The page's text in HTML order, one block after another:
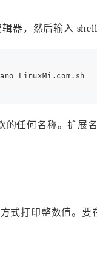
器，然后输入 shell
任何名称。扩展
式打印整数值。